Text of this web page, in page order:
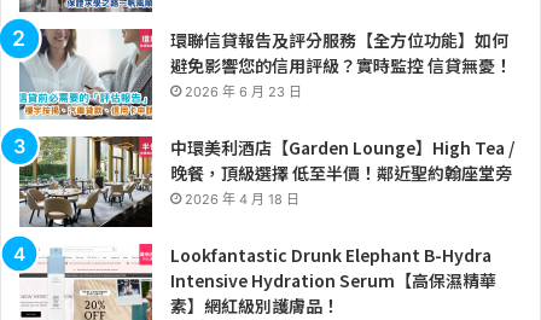
環聯信貸報告及評分服務【全方位功能】如何
避免影響您的信用評級？實時監控 信貸無憂！
2026 年 6 月 23 日
中環美利酒店【Garden Lounge】High Tea /
晚餐，頂級選擇 低至半價！鄰近聖約翰座堂旁
2026 年 4 月 18 日
Lookfantastic Drunk Elephant B-Hydra
Intensive Hydration Serum【高保濕精華
素】網紅級別護膚品！